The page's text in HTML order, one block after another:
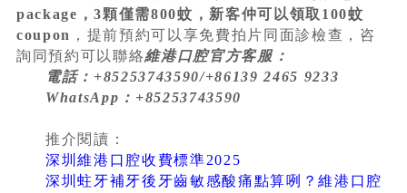
package，3顆僅需800蚊，新客仲可以領取100蚊
coupon ，提前預約可以享免費拍片同面診檢查，咨
詢同預約可以聯絡維港口腔官方客服：
電話：+85253743590/+86139 2465 9233
WhatsApp：+85253743590
推介閱讀：
深圳維港口腔收費標準2025
深圳蛀牙補牙後牙齒敏感酸痛點算咧？維港口腔